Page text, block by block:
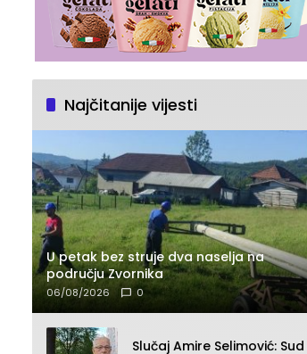
Najčitanije vijesti
U petak bez struje dva naselja na
području Zvornika
06/08/2026 0
Slučaj Amire Selimović: Sud